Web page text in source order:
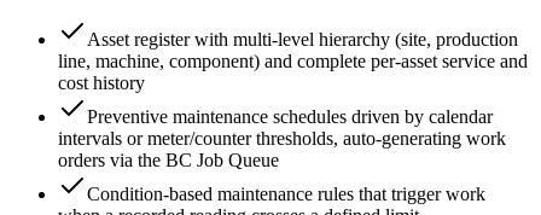
Asset register with multi-level hierarchy (site, production
line, machine, component) and complete per-asset service and
cost history
Preventive maintenance schedules driven by calendar
intervals or meter/counter thresholds, auto-generating work
orders via the BC Job Queue
Condition-based maintenance rules that trigger work